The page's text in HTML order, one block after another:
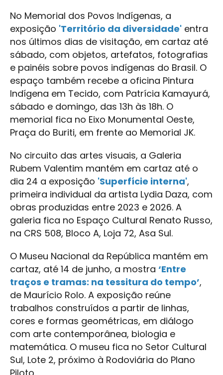
No Memorial dos Povos Indígenas, a
exposição 'Território da diversidade' entra
nos últimos dias de visitação, em cartaz até
sábado, com objetos, artefatos, fotografias
e painéis sobre povos indígenas do Brasil. O
espaço também recebe a oficina Pintura
Indígena em Tecido, com Patrícia Kamayurá,
sábado e domingo, das 13h às 18h. O
memorial fica no Eixo Monumental Oeste,
Praça do Buriti, em frente ao Memorial JK.
No circuito das artes visuais, a Galeria
Rubem Valentim mantém em cartaz até o
dia 24 a exposição 'Superfície interna',
primeira individual da artista Lydia Daza, com
obras produzidas entre 2023 e 2026. A
galeria fica no Espaço Cultural Renato Russo,
na CRS 508, Bloco A, Loja 72, Asa Sul.
O Museu Nacional da República mantém em
cartaz, até 14 de junho, a mostra ‘Entre
traços e tramas: na tessitura do tempo’,
de Maurício Rolo. A exposição reúne
trabalhos construídos a partir de linhas,
cores e formas geométricas, em diálogo
com arte contemporânea, biologia e
matemática. O museu fica no Setor Cultural
Sul, Lote 2, próximo à Rodoviária do Plano